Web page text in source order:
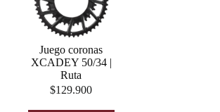
Juego coronas
XCADEY 50/34 |
Ruta
$129.900